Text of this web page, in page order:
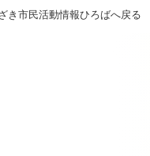
き市民活動情報ひろばへ戻る